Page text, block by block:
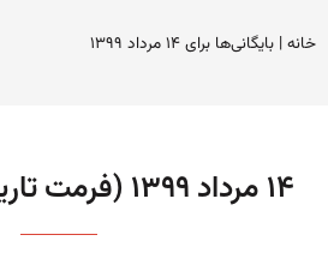
خانه| بایگانی‌ها برای ۱۴ مرداد ۱۳۹۹
۱۴ مرداد ۱۳۹۹ (فرمت تاریخ آرشیو روزانه)